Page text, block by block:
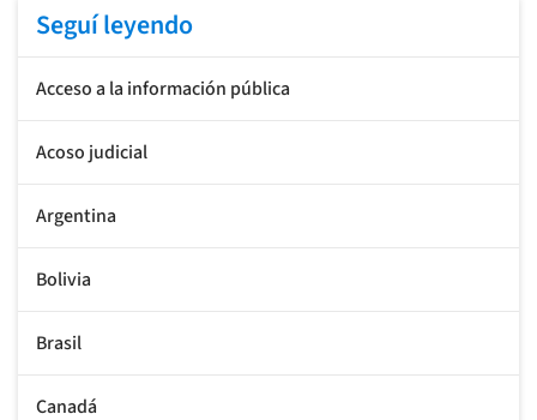
Seguí leyendo
Acceso a la información pública
Acoso judicial
Argentina
Bolivia
Brasil
Canadá